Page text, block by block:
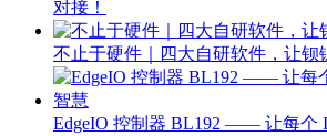
对接！
不止于硬件｜四大自研软件，让钡
EdgeIO 控制器 BL192 —— 让每个